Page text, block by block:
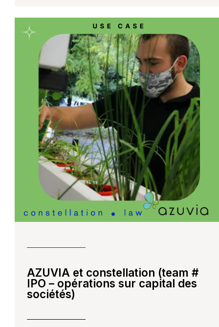
AZUVIA et constellation (team #
IPO – opérations sur capital des
sociétés)